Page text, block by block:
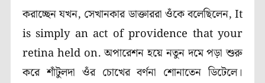
করাচ্ছেন যখন, সেখানকার ডাক্তাররা ওঁকে বলেছিলেন, It
is simply an act of providence that your
retina held on. অপারেশন হয়ে নতুন দমে পড়া শুরু
করে শাঁটুলদা ওঁর চোখের বর্ণনা শোনাতেন ডিটেলে।